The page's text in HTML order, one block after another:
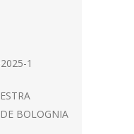
BOLOGNIA